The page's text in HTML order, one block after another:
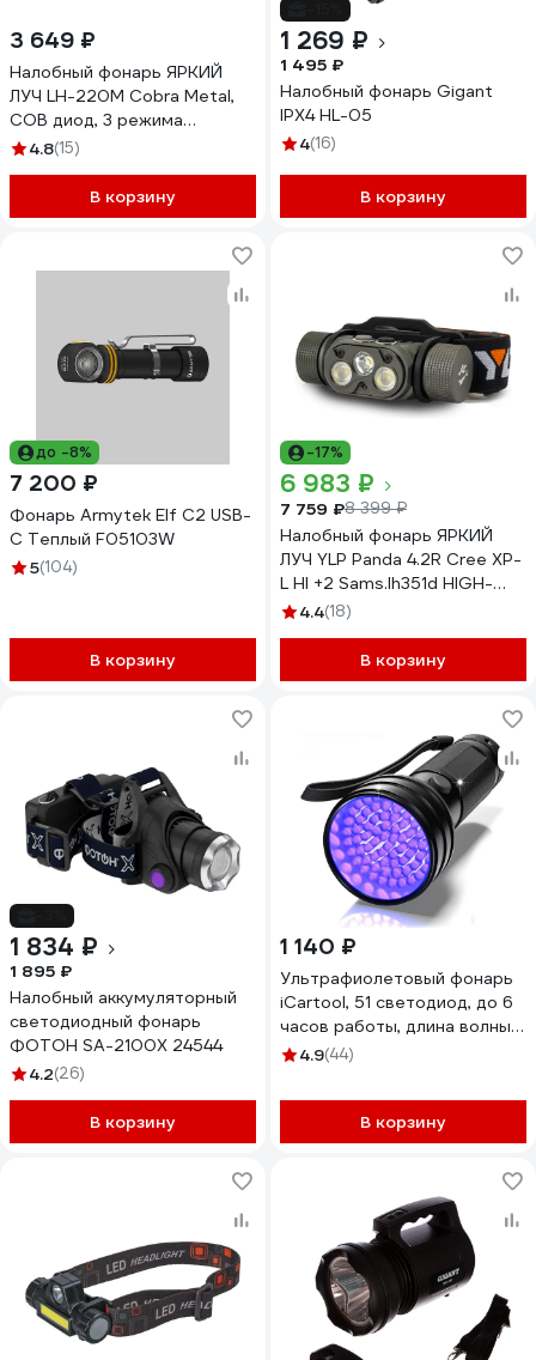
3 649 ₽
Налобный фонарь ЯРКИЙ
ЛУЧ LH-220М Cobra Мetal,
COB диод, 3 режима
220/110/55лм, магнит, Li-ion
4.8(15)
В корзину
1 269 ₽
1 495 ₽
Налобный фонарь Gigant
IPX4 HL-05
4(16)
В корзину
до -8%
7 200 ₽
Фонарь Armytek Elf C2 USB-
C Теплый F05103W
5(104)
В корзину
-17%
6 983 ₽
7 759 ₽8 399 ₽
Налобный фонарь ЯРКИЙ
ЛУЧ YLP Panda 4.2R Cree XP-
L HI +2 Sams.lh351d HIGH-
CRI,max1500лм,
4606400012023
4.4(18)
В корзину
1 834 ₽
1 895 ₽
Налобный аккумуляторный
светодиодный фонарь
ФОТОН SA-2100X 24544
4.2(26)
В корзину
1 140 ₽
Ультрафиолетовый фонарь
iCartool, 51 светодиод, до 6
часов работы, длина волны
395 нм IC-L201
4.9(44)
В корзину